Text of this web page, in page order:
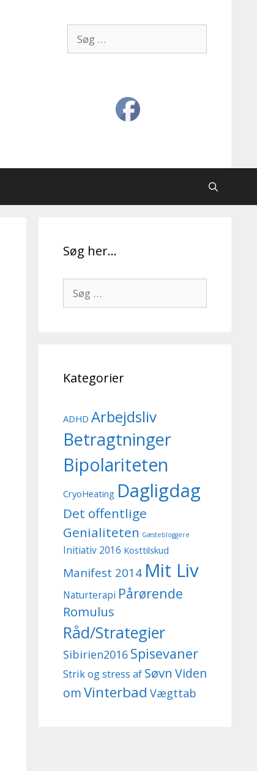
efter:
Søg her…
efter:
Kategorier
ADHD Arbejdsliv
Betragtninger
Bipolariteten
CryoHeating Dagligdag
Det offentlige
Genialiteten Gæstebloggere
Initiativ 2016 Kosttilskud
Manifest 2014 Mit Liv
Naturterapi Pårørende
Romulus
Råd/Strategier
Sibirien2016 Spisevaner
Strik og stress af Søvn Viden
omVinterbad Vægttab